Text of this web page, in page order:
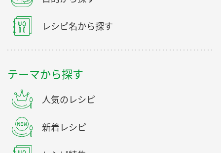
レシピ名から探す
テーマから探す
人気のレシピ
新着レシピ